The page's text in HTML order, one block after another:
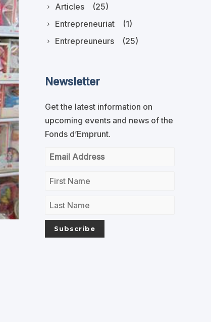
Articles
(25)
Entrepreneuriat
(1)
Entrepreuneurs
(25)
Newsletter
Get the latest information on
upcoming events and news of the
Fonds d’Emprunt.